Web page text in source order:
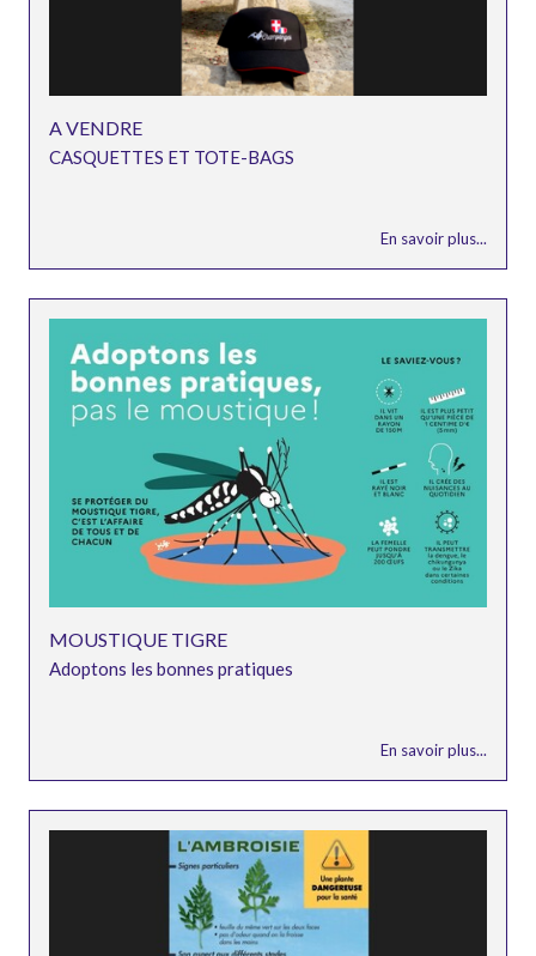
A VENDRE
CASQUETTES ET TOTE-BAGS
En savoir plus...
MOUSTIQUE TIGRE
Adoptons les bonnes pratiques
En savoir plus...